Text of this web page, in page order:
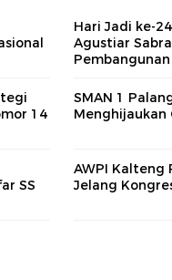
Hari Jadi ke-
Agustiar
Pembangunan
14
SMAN 1
Menghijaukan
SS
AWPI Kalteng
Jelang